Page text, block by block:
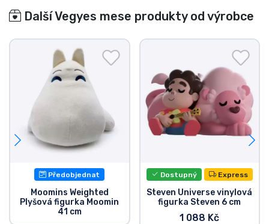
Flow je animovaný film režírovaný Gintsem
Kazou. Produkce trvala přes 4 roky a film je
kompletně animován v Blenderu, sleduje kočku,
která se snaží přežít postapokalyptický svět spolu s
dalšími zvířaty, zatímco hladina vody stále stoupá.
Další Vegyes mese produkty od výrobce
Předobjednat
Moomins Weighted
Plyšová figurka Moomin
41 cm
Dostupný Express
Steven Universe vinylová
figurka Steven 6 cm
1 088 Kč